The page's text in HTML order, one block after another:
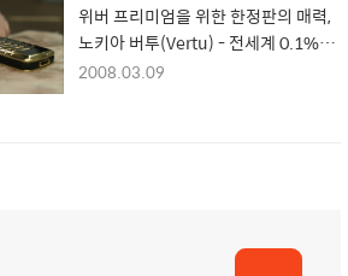
위버 프리미엄을 위한 한정판의 매력,
노키아 버투(Vertu) - 전세계 0.1%가
사용하는 휴대폰
2008.03.09